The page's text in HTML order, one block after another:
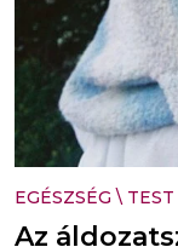
EGÉSZSÉG \
Az